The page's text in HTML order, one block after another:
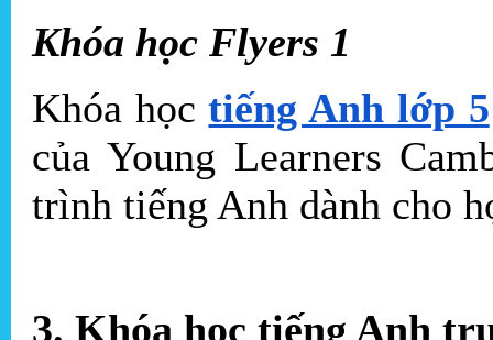
Khóa học Flyers 1
Khóa họctiếng Anh lớp 5
của Young Learners
trình tiếng Anh dành cho
3. Khóa học tiếng Anh